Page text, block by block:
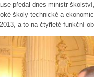
předal dnes ministr
školy technické a
a to na čtyřleté funkční